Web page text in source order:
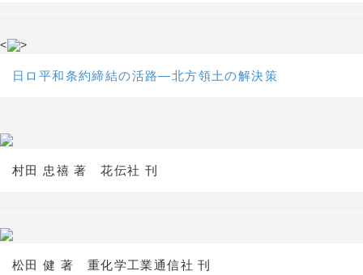
< >
日ロ平和条約締結の活路―北方領土の解決策
村田 忠禧 著 花伝社 刊
松田 健 著 重化学工業通信社 刊